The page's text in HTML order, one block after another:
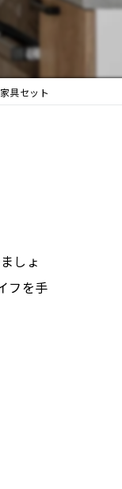
具セット
しょ
フを手